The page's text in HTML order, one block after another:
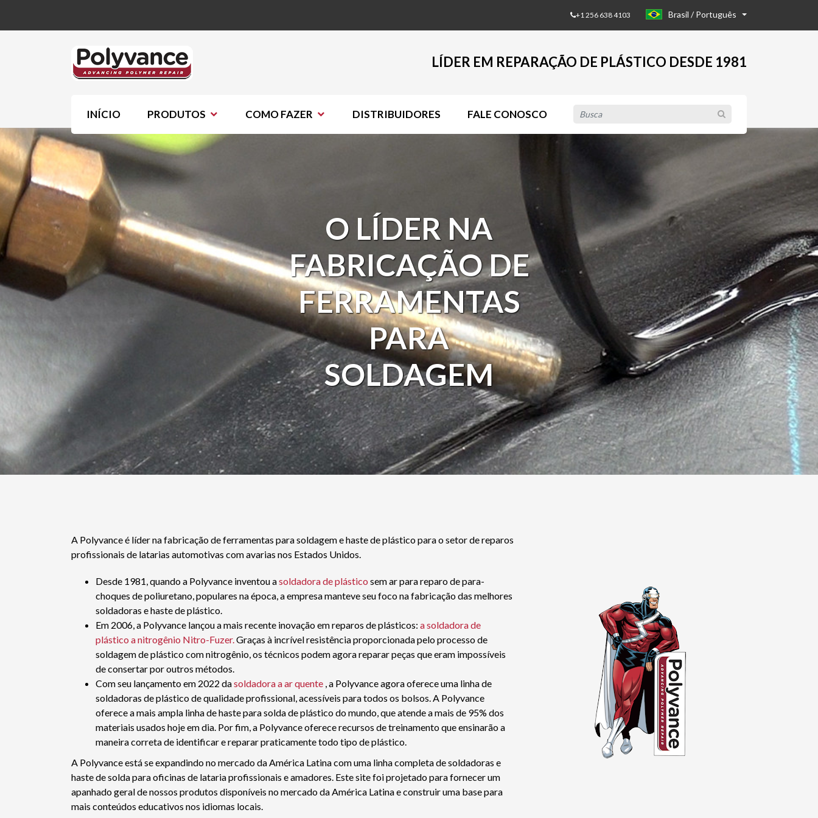
Brasil / Português
+1 256 638 4103
LÍDER EM REPARAÇÃO DE PLÁSTICO DESDE 1981
INÍCIO PRODUTOS COMO FAZER DISTRIBUIDORES FALE CONOSCO Busca
O LÍDER NA
FABRICAÇÃO DE
FERRAMENTAS
PARA
SOLDAGEM
A Polyvance é líder na fabricação de ferramentas para soldagem e haste de plástico para o setor de reparos
profissionais de latarias automotivas com avarias nos Estados Unidos.
Desde 1981, quando a Polyvance inventou asoldadora de plástico sem ar para reparo de para-
choques de poliuretano, populares na época, a empresa manteve seu foco na fabricação das melhores
soldadoras e haste de plástico.
Em 2006, a Polyvance lançou a mais recente inovação em reparos de plásticos: a soldadora de
plástico a nitrogênio Nitro-Fuzer.Graças à incrível resistência proporcionada pelo processo de
soldagem de plástico com nitrogênio, os técnicos podem agora reparar peças que eram impossíveis
de consertar por outros métodos.
Com seu lançamento em 2022 dasoldadora a ar quente , a Polyvance agora oferece uma linha de
soldadoras de plástico de qualidade profissional, acessíveis para todos os bolsos. A Polyvance
oferece a mais ampla linha de haste para solda de plástico do mundo, que atende a mais de 95% dos
materiais usados hoje em dia. Por fim, a Polyvance oferece recursos de treinamento que ensinarão a
maneira correta de identificar e reparar praticamente todo tipo de plástico.
A Polyvance está se expandindo no mercado da América Latina com uma linha completa de soldadoras e
haste de solda para oficinas de lataria profissionais e amadores. Este site foi projetado para fornecer um
apanhado geral de nossos produtos disponíveis no mercado da América Latina e construir uma base para
mais conteúdos educativos nos idiomas locais.